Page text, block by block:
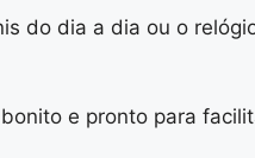
do dia a dia ou o
e pronto para